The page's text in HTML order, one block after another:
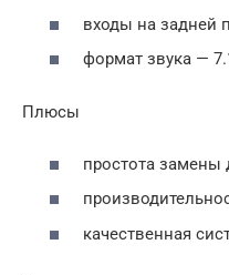
входы на задней
формат звука —
Плюсы
простота замены
качественная